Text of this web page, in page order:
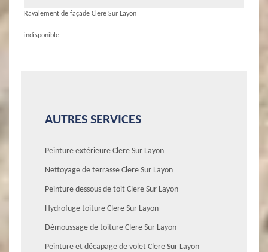
Ravalement de façade Clere Sur Layon
indisponible
AUTRES SERVICES
Peinture extérieure Clere Sur Layon
Nettoyage de terrasse Clere Sur Layon
Peinture dessous de toit Clere Sur Layon
Hydrofuge toiture Clere Sur Layon
Démoussage de toiture Clere Sur Layon
Peinture et décapage de volet Clere Sur Layon